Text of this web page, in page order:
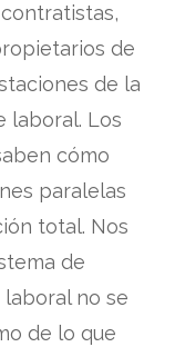
de
de la
laboral. Los
cómo
paralelas
total. Nos
de
no se
de lo que